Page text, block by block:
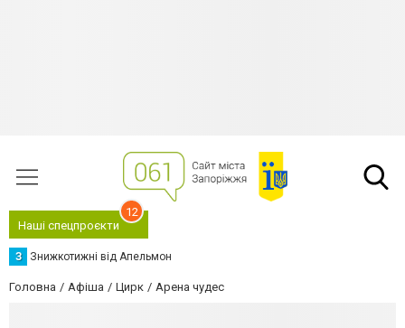
Наші спецпроєкти
12
З Знижкотижні від Апельмон
Головна Афіша Цирк Арена чудес